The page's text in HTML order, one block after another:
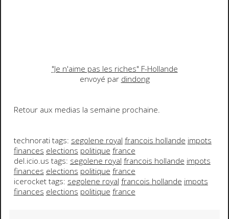
"Je n'aime pas les riches" F-Hollande
envoyé par dindong
Retour aux medias la semaine prochaine.
technorati tags: segolene royal francois hollande impots
finances elections politique france
del.icio.us tags: segolene royal francois hollande impots
finances elections politique france
icerocket tags: segolene royal francois hollande impots
finances elections politique france